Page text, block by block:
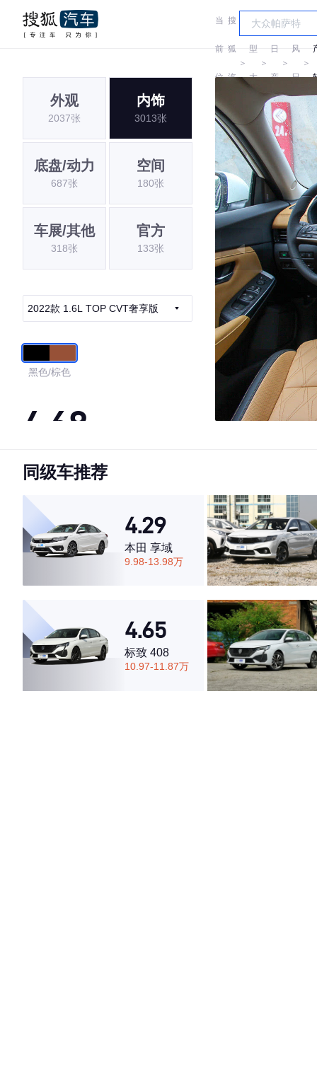
当
前
位
置:
搜
狐
汽
＞
车
型
大
＞
日
产
＞
东
风
日
产
＞
外观
2037张
内饰
3013张
底盘/动力
687张
空间
180张
车展/其他
318张
官方
133张
2022款 1.6L TOP CVT奢享版
黑色/棕色
4.68
·外观表现一般，低于53%同级车
·空间表现较为优秀，优于79%同级车
同级车推荐
4.29
本田 享域
9.98-13.98万
4.65
标致 408
10.97-11.87万